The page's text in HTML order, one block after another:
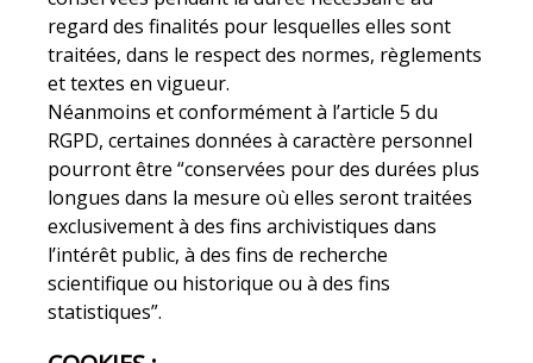
regard des finalités pour lesquelles elles sont
traitées, dans le respect des normes, règlements
et textes en vigueur.
Néanmoins et conformément à l’article 5 du
RGPD, certaines données à caractère personnel
pourront être “conservées pour des durées plus
longues dans la mesure où elles seront traitées
exclusivement à des fins archivistiques dans
l’intérêt public, à des fins de recherche
scientifique ou historique ou à des fins
statistiques”.